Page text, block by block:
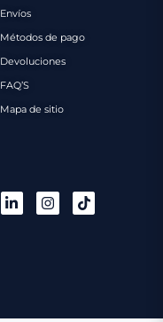
Envíos
Métodos de pago
Devoluciones
FAQ’S
Mapa de sitio